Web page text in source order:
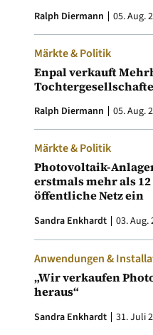
Ralph Diermann 05. Aug.
Märkte & Politik
Enpal verkauft
Ralph Diermann 05. Aug.
Märkte & Politik
Photovoltaik-
erstmals mehr als
öffentliche Netz ein
Sandra Enkhardt 03. Aug.
Anwendungen &
„Wir verkaufen
heraus“
Sandra Enkhardt 31. Juli